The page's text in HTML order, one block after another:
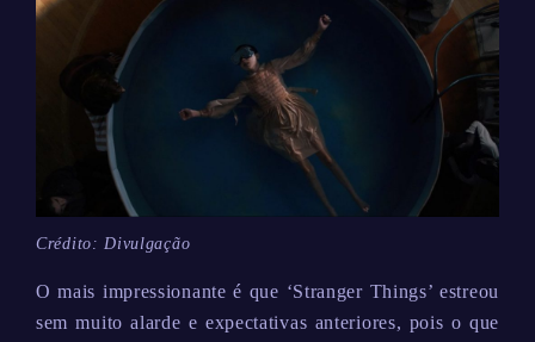
Crédito: Divulgação
O mais impressionante é que ‘Stranger Things’ estreou
sem muito alarde e expectativas anteriores, pois o que